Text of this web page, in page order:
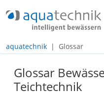
Navigation
Inhalt
aquatechnik Glossar
Glossar
Teichtechnik